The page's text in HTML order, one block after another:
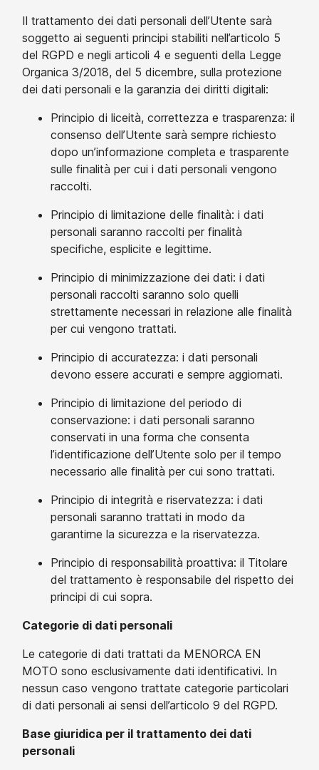
Il trattamento dei dati personali dell’Utente sarà
soggetto ai seguenti principi stabiliti nell’articolo 5
del RGPD e negli articoli 4 e seguenti della Legge
Organica 3/2018, del 5 dicembre, sulla protezione
dei dati personali e la garanzia dei diritti digitali:
Principio di liceità, correttezza e trasparenza: il
consenso dell’Utente sarà sempre richiesto
dopo un’informazione completa e trasparente
sulle finalità per cui i dati personali vengono
raccolti.
Principio di limitazione delle finalità: i dati
personali saranno raccolti per finalità
specifiche, esplicite e legittime.
Principio di minimizzazione dei dati: i dati
personali raccolti saranno solo quelli
strettamente necessari in relazione alle finalità
per cui vengono trattati.
Principio di accuratezza: i dati personali
devono essere accurati e sempre aggiornati.
Principio di limitazione del periodo di
conservazione: i dati personali saranno
conservati in una forma che consenta
l’identificazione dell’Utente solo per il tempo
necessario alle finalità per cui sono trattati.
Principio di integrità e riservatezza: i dati
personali saranno trattati in modo da
garantirne la sicurezza e la riservatezza.
Principio di responsabilità proattiva: il Titolare
del trattamento è responsabile del rispetto dei
principi di cui sopra.
Categorie di dati personali
Le categorie di dati trattati da MENORCA EN
MOTO sono esclusivamente dati identificativi. In
nessun caso vengono trattate categorie particolari
di dati personali ai sensi dell’articolo 9 del RGPD.
Base giuridica per il trattamento dei dati
personali